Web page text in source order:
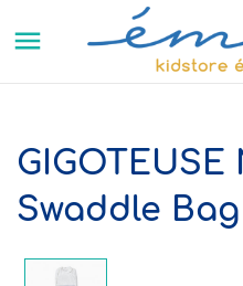

Swaddle Bag